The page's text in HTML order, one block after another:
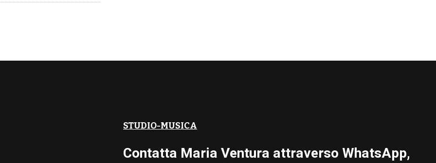
STUDIO-MUSICA
Contatta Maria Ventura attraverso WhatsApp,